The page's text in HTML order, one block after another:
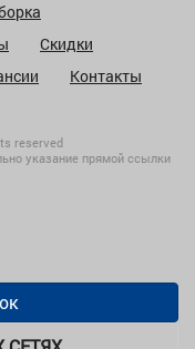
Скидки
Контакты
reserved
указание прямой ссылки